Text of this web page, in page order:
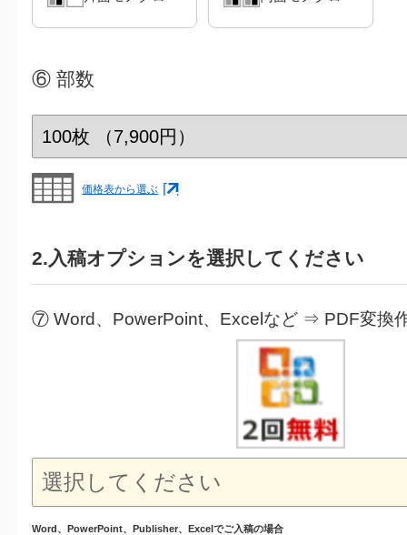
⑥ 部数
価格表から選ぶ
2.入稿オプションを選択してください
⑦ Word、PowerPoint、Excelなど ⇒ PDF変換
Word、PowerPoint、Publisher、Excelでご入稿の場合